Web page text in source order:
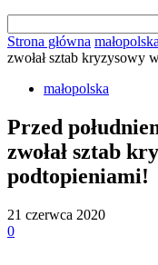
Strona główna małopolska
zwołał sztab kryzysowy
małopolska
Przed
zwołał sztab
podtopieniami!
21 czerwca 2020
0